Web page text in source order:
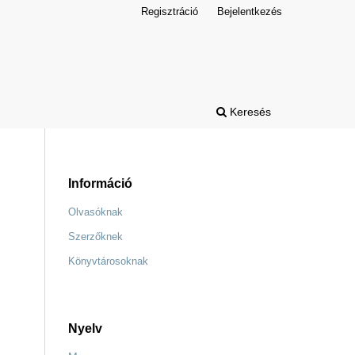
Keresés
Regisztráció Bejelentkezés
Információ
Olvasóknak
Szerzőknek
Könyvtárosoknak
Nyelv